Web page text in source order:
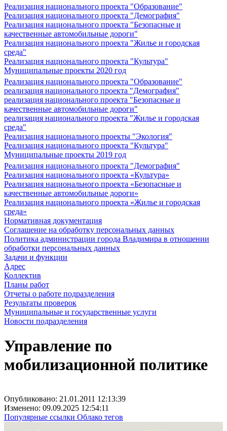
Реализация национального проекта "Образование"
Реализация национального проекта "Демография"
Реализация национального проекта "Безопасные и
качественные автомобильные дороги"
Реализация национального проекта "Жилье и городская
среда"
Реализация национального проекта "Культура"
Муниципальные проекты 2020 год
Реализация национального проекта "Образование"
реализация национального проекта "Демография"
реализация национального проекта "Безопасные и
качественные автомобильные дороги"
реализация национального проекта "Жилье и городская
среда"
Реализация национального проекты "Экология"
Реализация национального проекта "Культура"
Муниципальные проекты 2019 год
Реализация национального проекта "Демография"
Реализация национального проекта «Культура»
Реализация национального проекта «Безопасные и
качественные автомобильные дороги»
Реализация национального проекта «Жилье и городская
среда»
Нормативная документация
Соглашение на обработку персональных данных
Политика администрации города Владимира в отношении
обработки персональных данных
Задачи и функции
Адрес
Коллектив
Планы работ
Отчеты о работе подразделения
Результаты проверок
Муниципальные и государственные услуги
Новости подразделения
Управление по
мобилизационной политике
Опубликовано: 21.01.2011 12:13:39
Изменено: 09.09.2025 12:54:11
Популярные ссылки Облако тегов